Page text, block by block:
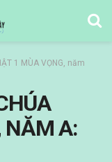
1 MÙA VỌNG, năm
NĂM A: